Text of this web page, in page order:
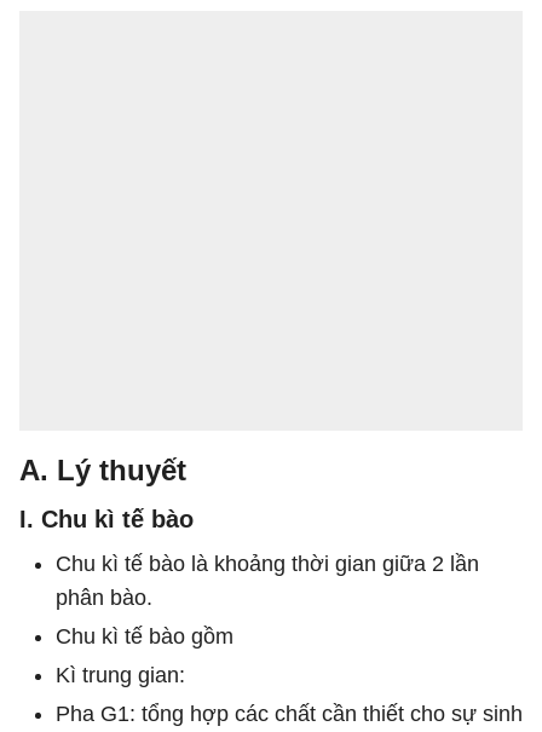
A. Lý thuyết
I. Chu kì tế bào
Chu kì tế bào là khoảng thời gian giữa 2 lần
phân bào.
Chu kì tế bào gồm
Kì trung gian:
Pha G1: tổng hợp các chất cần thiết cho sự sinh